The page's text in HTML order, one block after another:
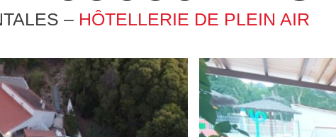
– HÔTELLERIE DE PLEIN AIR